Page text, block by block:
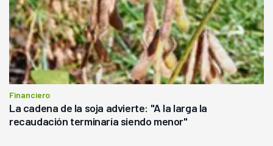
Financiero
La cadena de la soja advierte: "A la larga la
recaudación terminaría siendo menor"